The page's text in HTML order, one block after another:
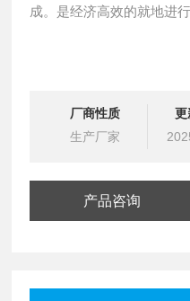
成。是经济高效的就地进
厂商性质
生产厂家
更
产品咨询